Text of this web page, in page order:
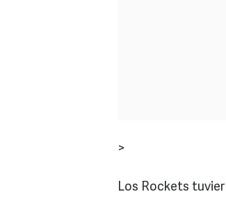
>
Los Rockets